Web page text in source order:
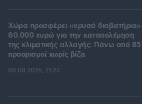
Χώρα προσφέρει «χρυσά διαβατήρια»
80.000 ευρώ για την καταπολέμηση
της κλιματικής αλλαγής: Πάνω από 85
προορισμοί χωρίς βίζα
08.08.2026, 21:23